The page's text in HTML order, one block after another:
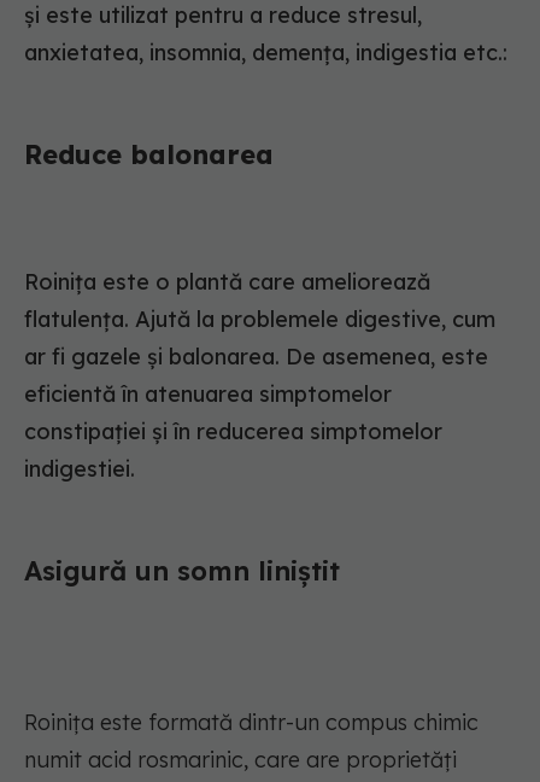
și este utilizat pentru a reduce stresul,
anxietatea, insomnia, demența, indigestia etc.:
Reduce balonarea
Roinița este o plantă care ameliorează
flatulența. Ajută la problemele digestive, cum
ar fi gazele și balonarea. De asemenea, este
eficientă în atenuarea simptomelor
constipației și în reducerea simptomelor
indigestiei.
Asigură un somn liniștit
Roinița este formată dintr-un compus chimic
numit acid rosmarinic, care are proprietăți